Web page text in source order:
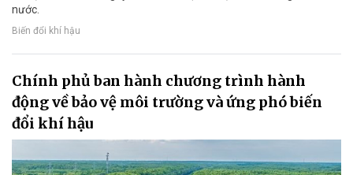
nước.
Biến đổi khí hậu
Chính phủ ban hành chương trình hành
động về bảo vệ môi trường và ứng phó biến
đổi khí hậu